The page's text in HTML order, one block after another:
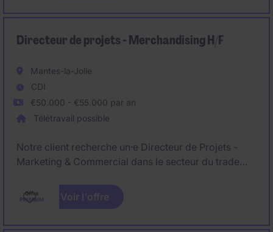
Directeur de projets - Merchandising H/F
Mantes-la-Jolie
CDI
€50.000 - €55.000 par an
Télétravail possible
Notre client recherche un·e Directeur de Projets -
Marketing & Commercial dans le secteur du trade
opérations clients et accompagner le
développement commercial sur des comptes
Voir l'offre